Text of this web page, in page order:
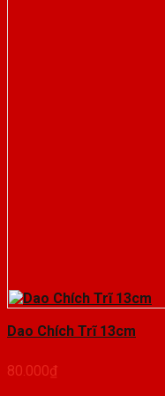
Dao Chích Trĩ 13cm
80.000₫